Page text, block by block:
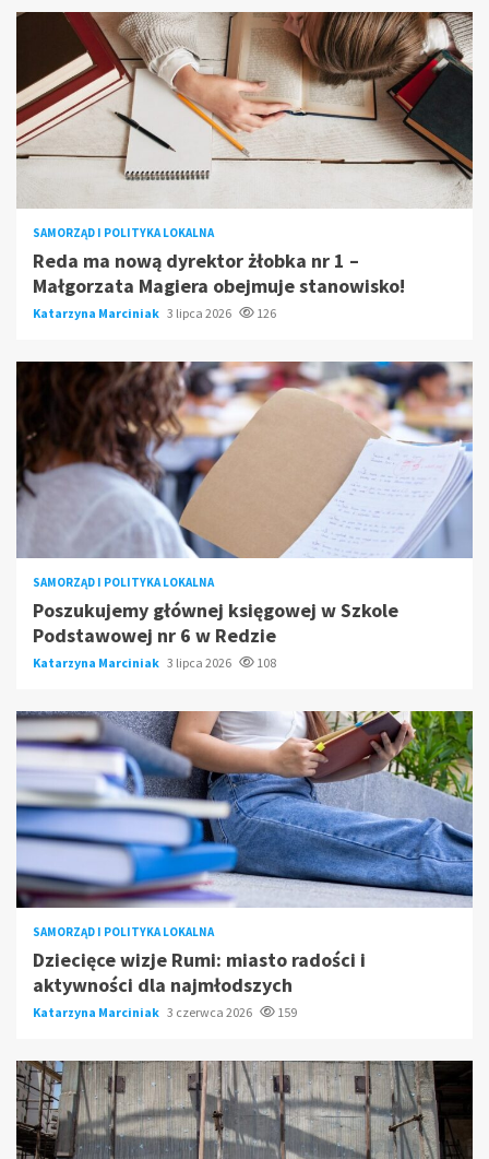
SAMORZĄD I POLITYKA LOKALNA
Reda ma nową dyrektor żłobka nr 1 –
Małgorzata Magiera obejmuje stanowisko!
Katarzyna Marciniak 3 lipca 2026 126
SAMORZĄD I POLITYKA LOKALNA
Poszukujemy głównej księgowej w Szkole
Podstawowej nr 6 w Redzie
Katarzyna Marciniak 3 lipca 2026 108
SAMORZĄD I POLITYKA LOKALNA
Dziecięce wizje Rumi: miasto radości i
aktywności dla najmłodszych
Katarzyna Marciniak 3 czerwca 2026 159